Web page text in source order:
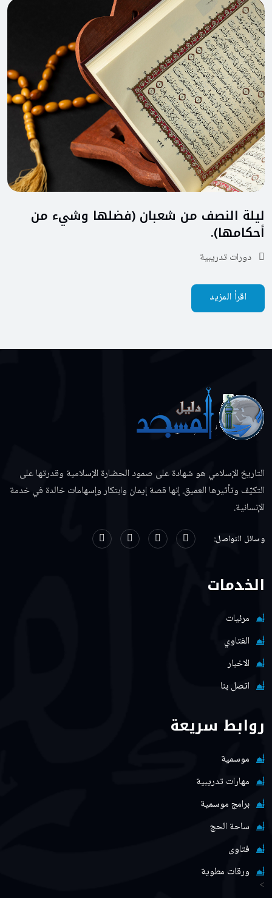
ليلة النصف من شعبان (فضلها وشيء من
أحكامها).
دورات تدريبية
التاريخ الإسلامي هو شهادة على صمود الحضارة الإسلامية وقدرتها على
التكيّف وتأثيرها العميق. إنها قصة إيمان وابتكار وإسهامات خالدة في خدمة
الإنسانية.
وسائل التواصل:
الخدمات
مرئيات
الفتاوي
الاخبار
اتصل بنا
روابط سريعة
موسمية
مهارات تدريبية
برامج موسمية
ساحة الحج
فتاوى
ورقات مطوية
>